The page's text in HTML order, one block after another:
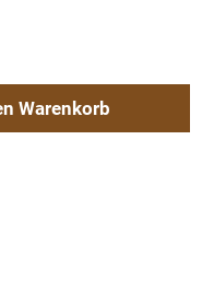
benutze die Schaltflächen
Warenkorb